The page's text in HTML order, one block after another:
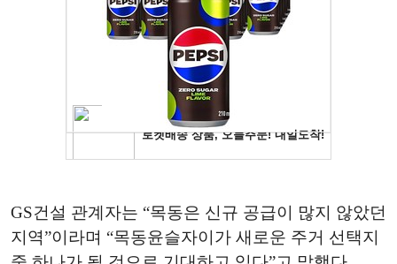
GS건설 관계자는 “목동은 신규 공급이 많지 않았던
지역”이라며 “목동윤슬자이가 새로운 주거 선택지